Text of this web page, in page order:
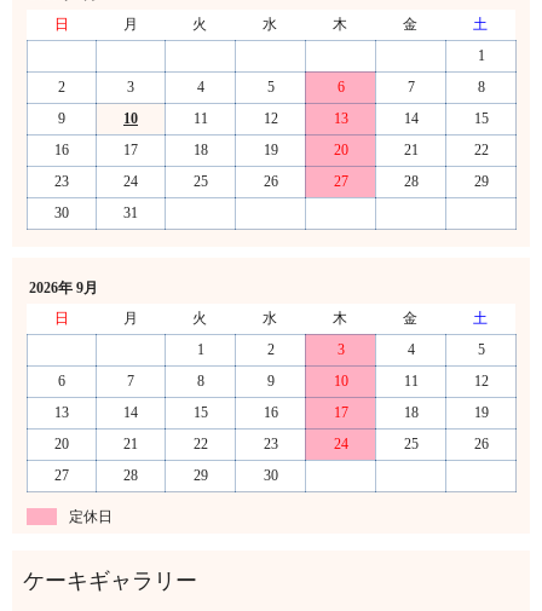
日
月 火 水 木 金
土
1
2
3 4 5 6 7
8
9
10 11 12 13 14
15
16
17 18 19 20 21
22
23
24 25 26 27 28
29
30
31
2026年 9月
日
月 火 水 木 金
土
1
2 3 4
5
6
7 8 9 10 11
12
13
14 15 16 17 18
19
20
21 22 23 24 25
26
27
28 29 30
定休日